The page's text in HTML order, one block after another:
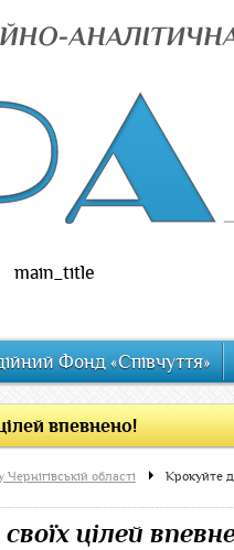
main_title
Фонд «Співчуття»
впевнено!
області Крокуйте
цілей